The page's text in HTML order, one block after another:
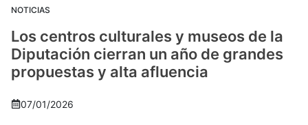
NOTICIAS
Los centros culturales y museos de la
Diputación cierran un año de grandes
propuestas y alta afluencia
07/01/2026